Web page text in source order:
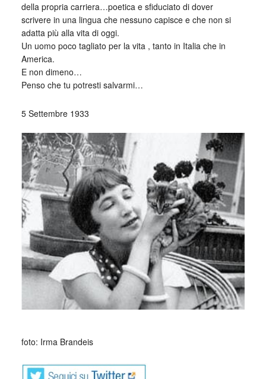
della propria carriera…poetica e sfiduciato di dover
scrivere in una lingua che nessuno capisce e che non si
adatta più alla vita di oggi.
Un uomo poco tagliato per la vita , tanto in Italia che in
America.
E non dimeno…
Penso che tu potresti salvarmi…
5 Settembre 1933
foto: Irma Brandeis